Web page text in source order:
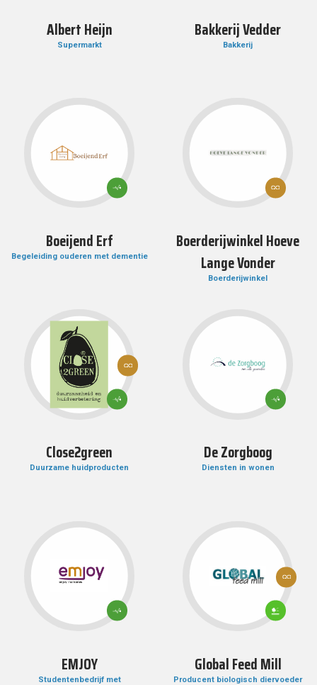
Albert Heijn
Supermarkt
Bakkerij Vedder
Bakkerij
3: GOEDE
GEZONDHEID
EN WELZIJN
Boeijend Erf
Begeleiding ouderen met dementie
CONSUMPTIE
PRODUCTIE
Boerderijwinkel Hoeve
Lange Vonder
Boerderijwinkel
3: GOEDE
GEZONDHEID
EN WELZIJN
12:
VERANTWOORDE
CONSUMPTIE EN
PRODUCTIE
Close2green
Duurzame huidproducten
3: GOEDE
GEZONDHEID
EN WELZIJN
De Zorgboog
Diensten in wonen
3: GOEDE
GEZONDHEID
EN WELZIJN
EMJOY
Studentenbedrijf met
LEVEN
OP
HET
12:
PRODUCTIE
Global Feed Mill
Producent biologisch diervoeder